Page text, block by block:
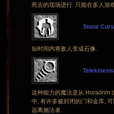
死去的现场进行. 只能在多人游
Stone
短时间内将敌人变成石像.
Telekinesis
这种能力的魔法是从 Horadrim
中, 有许多被封闭的门和金库,
远离施法者.